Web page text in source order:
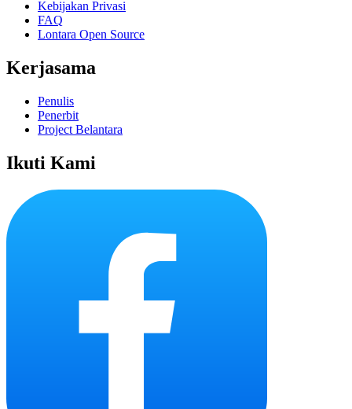
Kebijakan Privasi
FAQ
Lontara Open Source
Kerjasama
Penulis
Penerbit
Project Belantara
Ikuti Kami